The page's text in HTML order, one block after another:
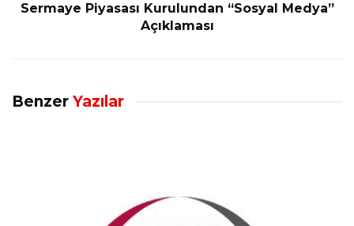
Sermaye Piyasası Kurulundan “Sosyal Medya”
Açıklaması
Benzer Yazılar